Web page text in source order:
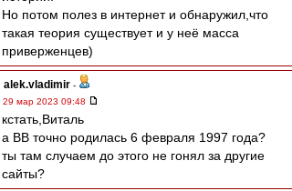
Но потом полез в интернет и обнаружил,что
такая теория существует и у неё масса
приверженцев)
alek.vladimir -
29 мар 2023 09:48
кстать,Виталь
а ВВ точно родилась 6 февраля 1997 года?
ты там случаем до этого не гонял за другие
сайты?